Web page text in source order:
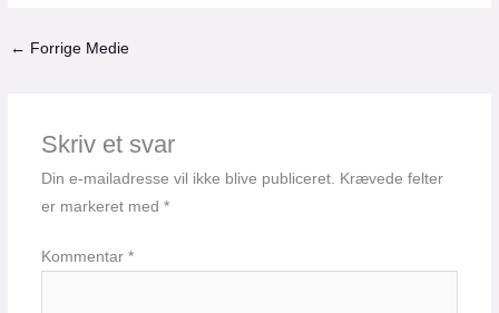
← Forrige Medie
Skriv et svar
Din e-mailadresse vil ikke blive publiceret. Krævede felter
er markeret med *
Kommentar *